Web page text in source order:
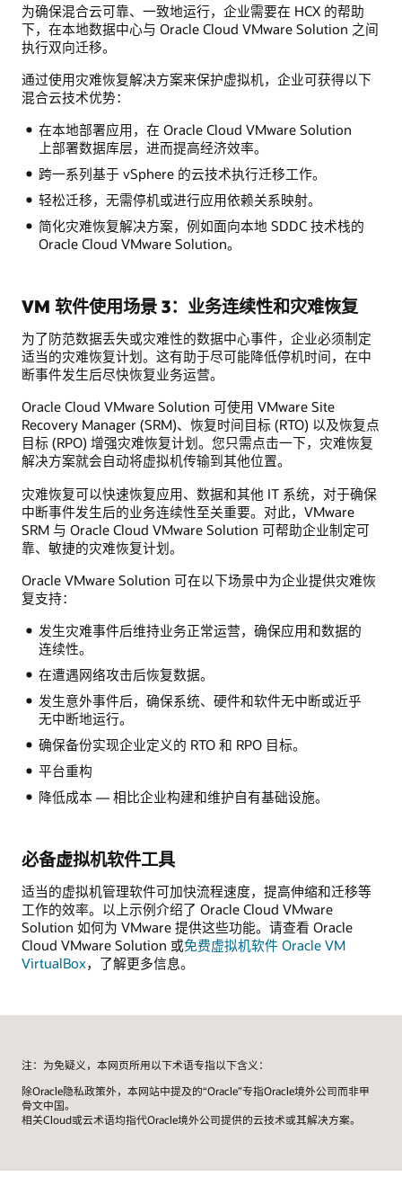
为确保混合云可靠、一致地运行，企业需要在 HCX 的帮助
下，在本地数据中心与 Oracle Cloud VMware Solution 之间
执行双向迁移。
通过使用灾难恢复解决方案来保护虚拟机，企业可获得以下
混合云技术优势：
在本地部署应用，在 Oracle Cloud VMware Solution
上部署数据库层，进而提高经济效率。
跨一系列基于 vSphere 的云技术执行迁移工作。
轻松迁移，无需停机或进行应用依赖关系映射。
简化灾难恢复解决方案，例如面向本地 SDDC 技术栈的
Oracle Cloud VMware Solution。
VM 软件使用场景 3：业务连续性和灾难恢复
为了防范数据丢失或灾难性的数据中心事件，企业必须制定
适当的灾难恢复计划。这有助于尽可能降低停机时间，在中
断事件发生后尽快恢复业务运营。
Oracle Cloud VMware Solution 可使用 VMware Site
Recovery Manager (SRM)、恢复时间目标 (RTO) 以及恢复点
目标 (RPO) 增强灾难恢复计划。您只需点击一下，灾难恢复
解决方案就会自动将虚拟机传输到其他位置。
灾难恢复可以快速恢复应用、数据和其他 IT 系统，对于确保
中断事件发生后的业务连续性至关重要。对此，VMware
SRM 与 Oracle Cloud VMware Solution 可帮助企业制定可
靠、敏捷的灾难恢复计划。
Oracle VMware Solution 可在以下场景中为企业提供灾难恢
复支持：
发生灾难事件后维持业务正常运营，确保应用和数据的
连续性。
在遭遇网络攻击后恢复数据。
发生意外事件后，确保系统、硬件和软件无中断或近乎
无中断地运行。
确保备份实现企业定义的 RTO 和 RPO 目标。
平台重构
降低成本 — 相比企业构建和维护自有基础设施。
必备虚拟机软件工具
适当的虚拟机管理软件可加快流程速度，提高伸缩和迁移等
工作的效率。以上示例介绍了 Oracle Cloud VMware
Solution 如何为 VMware 提供这些功能。请查看 Oracle
Cloud VMware Solution 或免费虚拟机软件 Oracle VM
VirtualBox，了解更多信息。
注：为免疑义，本网页所用以下术语专指以下含义：
除Oracle隐私政策外，本网站中提及的“Oracle”专指Oracle境外公司而非甲
骨文中国。
相关Cloud或云术语均指代Oracle境外公司提供的云技术或其解决方案。